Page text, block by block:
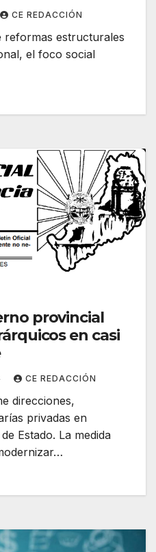
CE REDACCIÓN
reformas estructurales
el foco social
provincial
en casi
CE REDACCIÓN
direcciones,
privadas en
Estado. La medida